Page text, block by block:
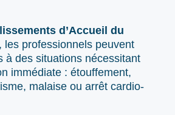
d’Accueil du
les professionnels peuvent
à des situations nécessitant
immédiate : étouffement,
malaise ou arrêt cardio-